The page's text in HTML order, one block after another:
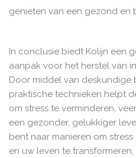
genieten van een gezond en
In conclusie biedt Kolijn een
aanpak voor het herstel van
Door middel van deskundige
praktische technieken helpt
om stress te verminderen,
een gezonder, gelukkiger
bent naar manieren om
en uw leven te